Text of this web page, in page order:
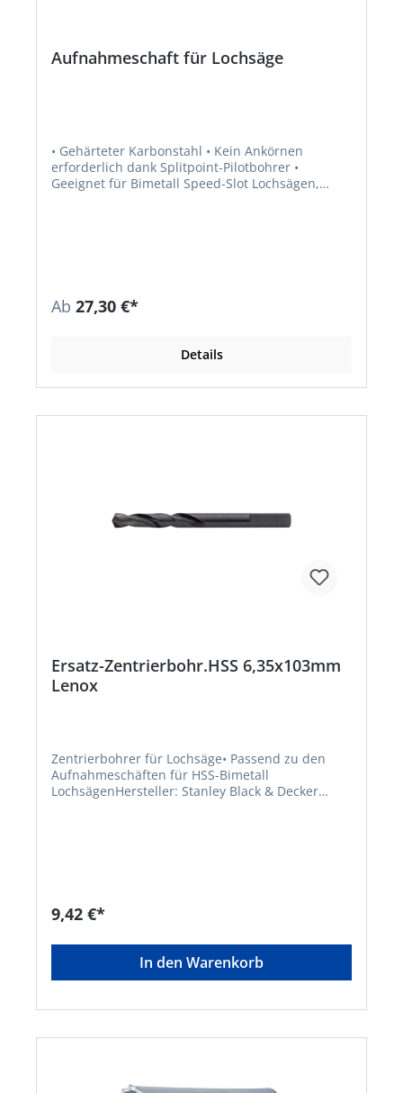
Aufnahmeschaft für Lochsäge
• Gehärteter Karbonstahl • Kein Ankörnen
erforderlich dank Splitpoint-Pilotbohrer •
Geeignet für Bimetall Speed-Slot Lochsägen,
Ab 27,30 €*
Details
Ersatz-Zentrierbohr.HSS 6,35x103mm
Lenox
Zentrierbohrer für Lochsäge• Passend zu den
Aufnahmeschäften für HSS-Bimetall
LochsägenHersteller: Stanley Black & Decker
9,42 €*
In den Warenkorb